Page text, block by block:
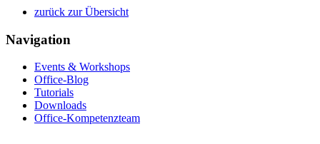
zurück zur Übersicht
Navigation
Events & Workshops
Office-Blog
Tutorials
Downloads
Office-Kompetenzteam